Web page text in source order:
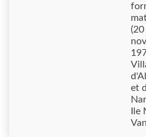
(20
et